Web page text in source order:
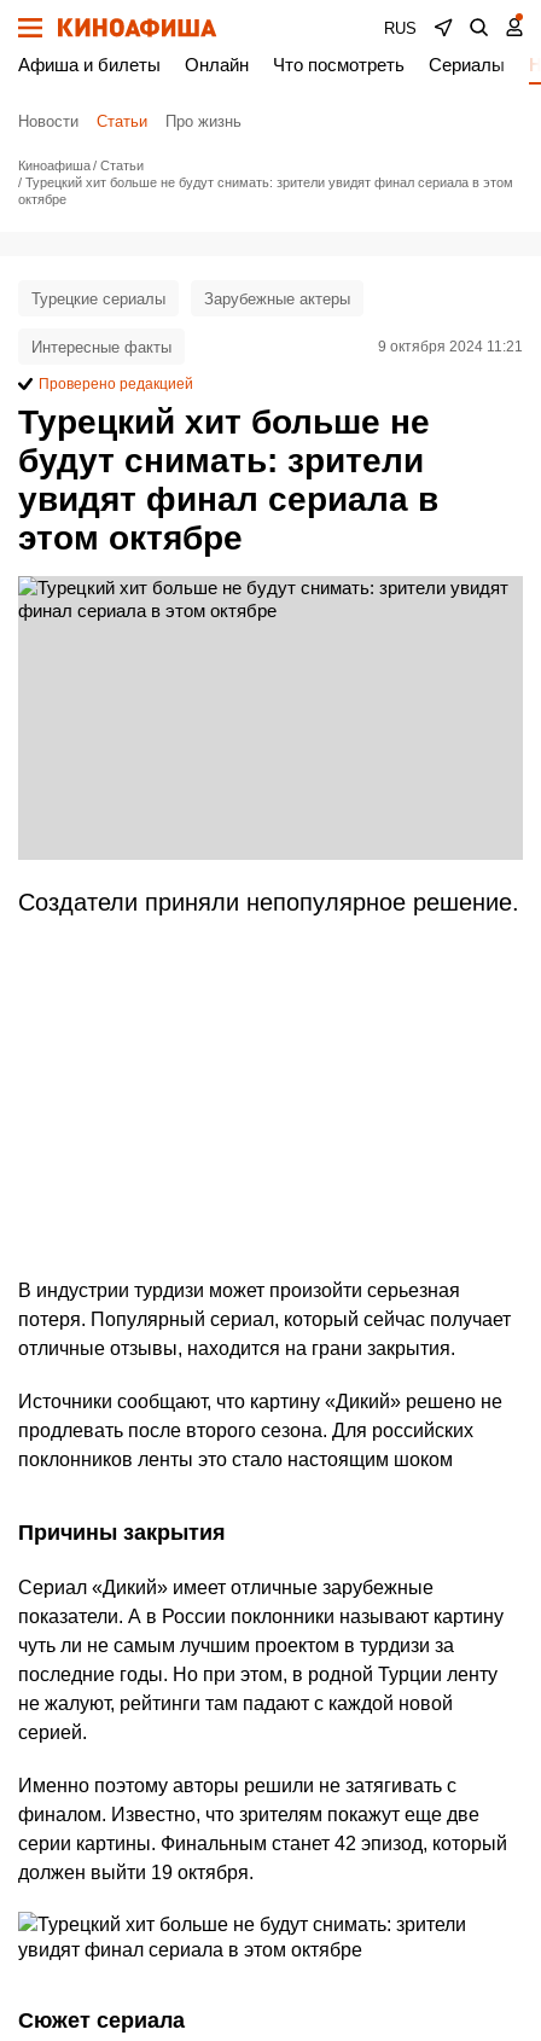
RUS
Афиша и билеты Онлайн Что посмотреть Сериалы
Новости Статьи Про жизнь
Киноафиша
Статьи
Турецкий хит больше не будут снимать: зрители увидят финал сериала в этом
октябре
Турецкий хит больше не
будут снимать: зрители
увидят финал сериала в
этом октябре
Турецкие сериалы Зарубежные актеры
Интересные факты 9 октября 2024 11:21
Проверено редакцией
Создатели приняли непопулярное решение.
В индустрии турдизи может произойти серьезная
потеря. Популярный сериал, который сейчас получает
отличные отзывы, находится на грани закрытия.
Источники сообщают, что картину «Дикий» решено не
продлевать после второго сезона. Для российских
поклонников ленты это стало настоящим шоком
Причины закрытия
Сериал «Дикий» имеет отличные зарубежные
показатели. А в России поклонники называют картину
чуть ли не самым лучшим проектом в турдизи за
последние годы. Но при этом, в родной Турции ленту
не жалуют, рейтинги там падают с каждой новой
серией.
Именно поэтому авторы решили не затягивать с
финалом. Известно, что зрителям покажут еще две
серии картины. Финальным станет 42 эпизод, который
должен выйти 19 октября.
Сюжет сериала